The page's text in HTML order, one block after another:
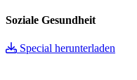
Soziale Gesundheit
Special herunterladen